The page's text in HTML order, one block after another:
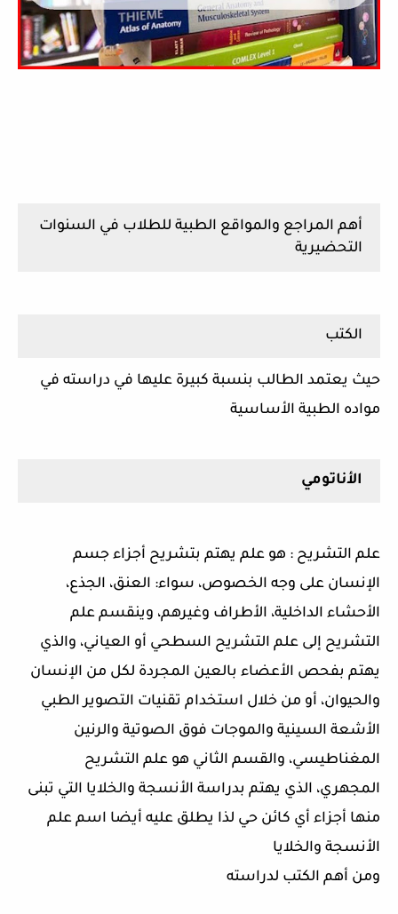
أهم المراجع والمواقع الطبية للطلاب في السنوات
التحضيرية
الكتب
حيث يعتمد الطالب بنسبة كبيرة عليها في دراسته في
مواده الطبية الأساسية
الأناتومي
علم التشريح : هو علم يهتم بتشريح أجزاء جسم
الإنسان على وجه الخصوص، سواء: العنق، الجذع،
الأحشاء الداخلية، الأطراف وغيرهم، وينقسم علم
التشريح إلى علم التشريح السطحي أو العياني، والذي
يهتم بفحص الأعضاء بالعين المجردة لكل من الإنسان
والحيوان، أو من خلال استخدام تقنيات التصوير الطبي
الأشعة السينية والموجات فوق الصوتية والرنين
المغناطيسي، والقسم الثاني هو علم التشريح
المجهري، الذي يهتم بدراسة الأنسجة والخلايا التي تبنى
منها أجزاء أي كائن حي لذا يطلق عليه أيضا اسم علم
الأنسجة والخلايا
ومن أهم الكتب لدراسته